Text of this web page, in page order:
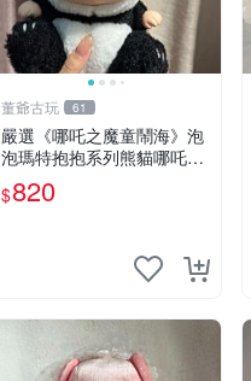
董爺古玩 61
嚴選《哪吒之魔童鬧海》泡
泡瑪特抱抱系列熊貓哪吒搪
膠臉毛絨， STATE：如圖顯
示 哪吒 毛絨公仔 泡泡瑪特
$820